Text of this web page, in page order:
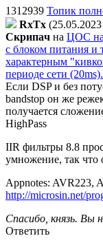
1312939 Топик
RxTx
Cкpипaч на ЦОС на
с блоком питания и
характерным
периоде сети
Если DSP и без
bandstop он же
получается
HighPass
IIR фильтры 8.8
умножение, так что
Appnotes: AVR223,
http://microsin.net/
Спасибо, князь. Вы
Ответить